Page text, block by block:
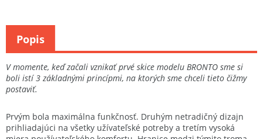
V momente, keď začali vznikať prvé skice modelu BRONTO sme si
boli istí 3 základnými princípmi, na ktorých sme chceli tieto čižmy
postaviť.
Prvým bola maximálna funkčnosť. Druhým netradičný dizajn
prihliadajúci na všetky užívateľské potreby a tretím vysoká
Popis